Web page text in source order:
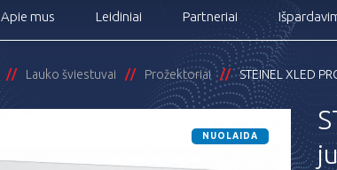
Apie mus Leidiniai Partneriai
Lauko šviestuvai Prožektoriai STEINEL XLED
NUOLAIDA